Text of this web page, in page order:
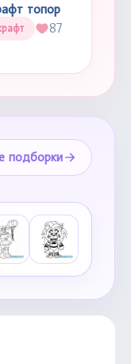
топор
87
подборки